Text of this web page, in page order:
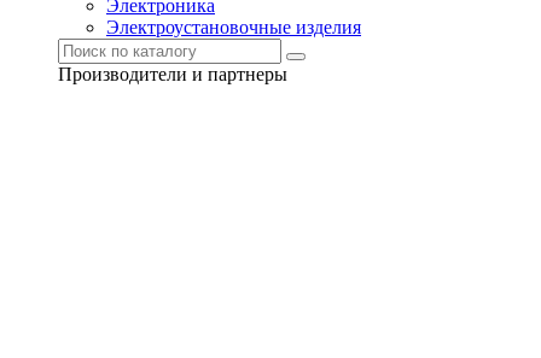
Электроника
Электроустановочные изделия
Производители и партнеры